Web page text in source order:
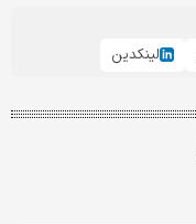
لینکدین